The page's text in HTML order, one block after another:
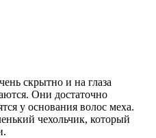
скрытно и на глаза
Они достаточно
у основания волос меха.
чехольчик, который